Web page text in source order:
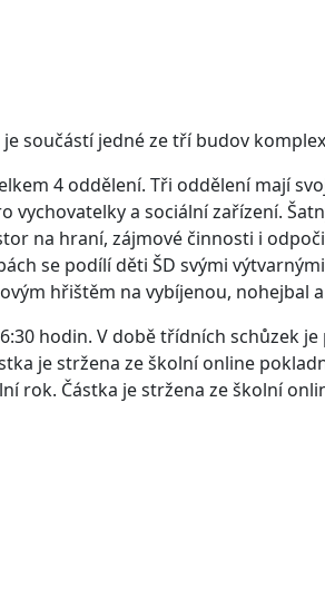
součástí jedné ze tří budov
4 oddělení. Tři oddělení mají
a sociální zařízení.
na hraní, zájmové činnosti i
se podílí děti ŠD svými
hřištěm na vybíjenou, nohejbal
hodin. V době třídních schůzek
je stržena ze školní online
rok. Částka je stržena ze školní